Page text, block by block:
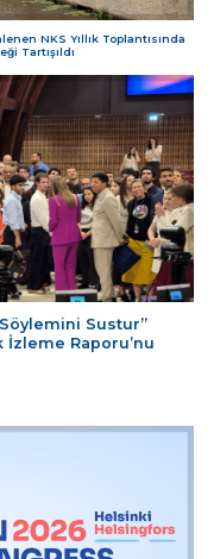
NKS Yıllık Toplantısında
Tartışıldı
Sustur”
İzleme Raporu’nu